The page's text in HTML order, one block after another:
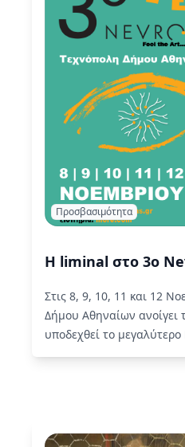
Προσβασιμότητα
Η liminal στο 3ο
Στις 8, 9, 10, 11 και 12
Δήμου Αθηναίων ανοίγει
υποδεχθεί το